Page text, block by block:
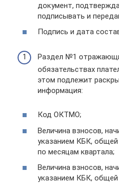
документ,
подписывать и
Подпись и дата
Раздел №1
обязательствах
этом подлежит
информация:
Код ОКТМО;
Величина взносов,
указанием КБК,
по месяцам квартала;
Величина взносов,
указанием КБК,